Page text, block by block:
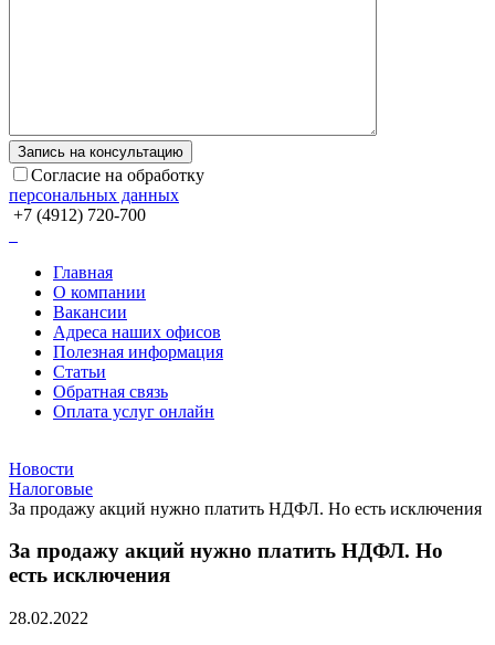
Согласие на обработку
персональных данных
+7 (4912) 720-700
Главная
О компании
Вакансии
Адреса наших офисов
Полезная информация
Статьи
Обратная связь
Оплата услуг онлайн
Новости
Налоговые
За продажу акций нужно платить НДФЛ. Но есть исключения
За продажу акций нужно платить НДФЛ. Но
есть исключения
28.02.2022